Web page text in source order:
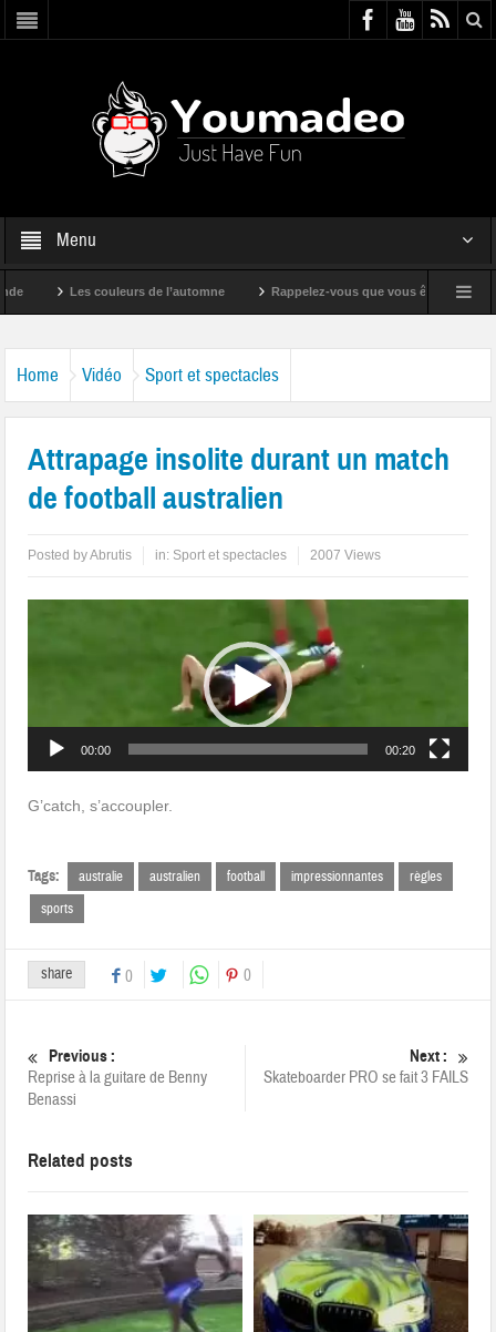
Menu
Les couleurs de l’automne Rappelez-vous que vous êtes super !
Home Vidéo Sport et spectacles
Attrapage insolite durant un match
de football australien
Posted byAbrutis in: Sport et spectacles 2007 Views
00:00 00:20
G’catch, s’accoupler.
Tags: australie australien football impressionnantes
règles
sports
share 0 0
Previous :
Reprise à la guitare de Benny
Benassi
Next :
Skateboarder PRO se fait 3 FAILS
Related posts